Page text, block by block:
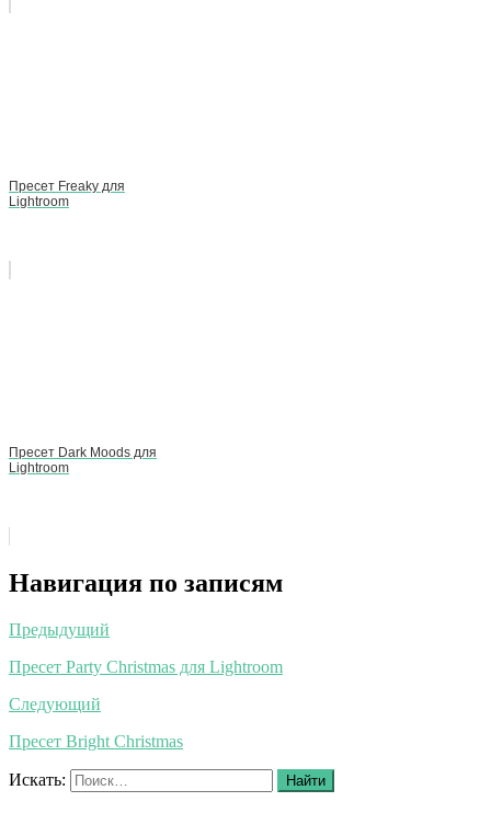
Пресет Freaky для
Lightroom
Пресет Dark Moods для
Lightroom
Навигация по записям
Предыдущий
Пресет Party Christmas для Lightroom
Следующий
Пресет Bright Christmas
Искать: Найти